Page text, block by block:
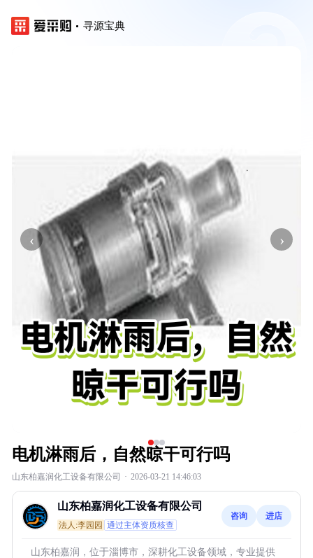
寻源宝典
‹ ›
电机淋雨后，自然晾干可行吗
山东柏嘉润化工设备有限公司 · 2026-03-21 14:46:03
山东柏嘉润化工设备有限公司
法人:李园园 通过主体资质核查
咨询 进店
山东柏嘉润，位于淄博市，深耕化工设备领域，专业提供